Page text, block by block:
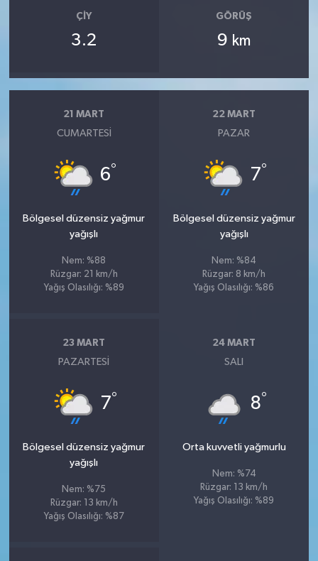
ÇIY
3.2
GÖRÜŞ
9 km
21 MART
CUMARTESI
6°
Bölgesel düzensiz yağmur
yağışlı
Nem: %88
Rüzgar: 21 km/h
Yağış Olasılığı: %89
22 MART
PAZAR
7°
Bölgesel düzensiz yağmur
yağışlı
Nem: %84
Rüzgar: 8 km/h
Yağış Olasılığı: %86
23 MART
PAZARTESI
7°
Bölgesel düzensiz yağmur
yağışlı
Nem: %75
Rüzgar: 13 km/h
Yağış Olasılığı: %87
24 MART
SALI
8°
Orta kuvvetli yağmurlu
Nem: %74
Rüzgar: 13 km/h
Yağış Olasılığı: %89